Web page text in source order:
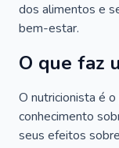
dos alimentos e
bem-estar.
O que faz
O nutricionista é
conhecimento
seus efeitos